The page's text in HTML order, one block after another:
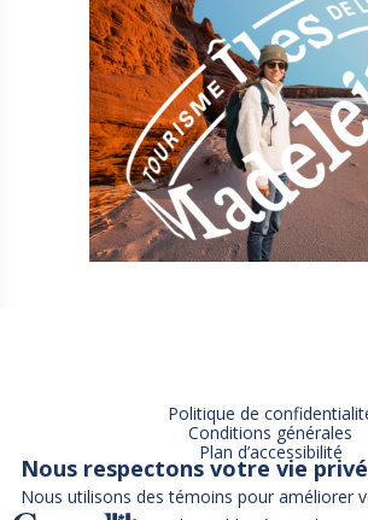
Politique de
Conditions générales
Plan d’accessibilité
Nous respectons votre vie
Nous utilisons des témoins pour améliorer